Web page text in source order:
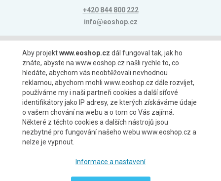
+420 844 800 222
info@eoshop.cz
Možnosti platby
Možnosti dopravy
Aby projektwww.eoshop.cz dál fungoval tak, jak ho
znáte, abyste na www.eoshop.cz našli rychle to, co
hledáte, abychom vás neobtěžovali nevhodnou
reklamou, abychom mohli www.eoshop.cz dále rozvíjet,
používáme my i naši partneři cookies a další síťové
identifikátory jako IP adresy, ze kterých získáváme údaje
o vašem chování na webu a o tom co Vás zajímá.
Některé z těchto cookies a dalších nástrojů jsou
nezbytné pro fungování našeho webu www.eoshop.cz a
nelze je vypnout.
Informace a nastavení